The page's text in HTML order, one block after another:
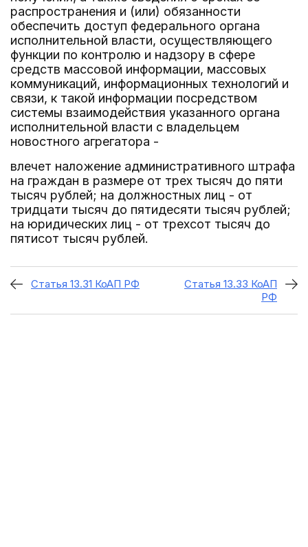
распространения и (или) обязанности
обеспечить доступ федерального органа
исполнительной власти, осуществляющего
функции по контролю и надзору в сфере
средств массовой информации, массовых
коммуникаций, информационных технологий и
связи, к такой информации посредством
системы взаимодействия указанного органа
исполнительной власти с владельцем
новостного агрегатора -
влечет наложение административного штрафа
на граждан в размере от трех тысяч до пяти
тысяч рублей; на должностных лиц - от
тридцати тысяч до пятидесяти тысяч рублей;
на юридических лиц - от трехсот тысяч до
пятисот тысяч рублей.
Статья 13.31 КоАП РФ
Статья 13.33 КоАП
РФ